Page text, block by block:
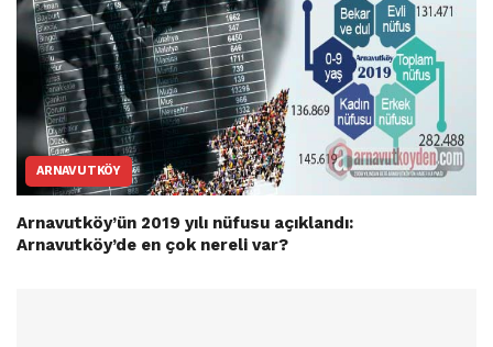
ARNAVUTKÖY
Arnavutköy’ün 2019 yılı nüfusu açıklandı:
Arnavutköy’de en çok nereli var?